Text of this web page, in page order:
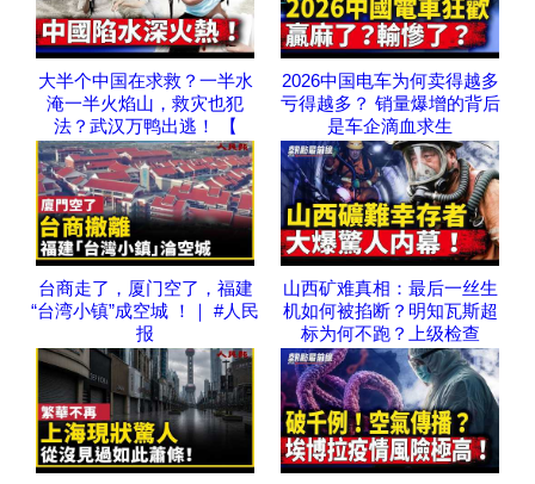
大半个中国在求救？一半水
淹一半火焰山，救灾也犯
法？武汉万鸭出逃！ 【
2026中国电车为何卖得越多
亏得越多？ 销量爆增的背后
是车企滴血求生
台商走了，厦门空了，福建
“台湾小镇”成空城 ！｜ #人民
报
山西矿难真相：最后一丝生
机如何被掐断？明知瓦斯超
标为何不跑？上级检查